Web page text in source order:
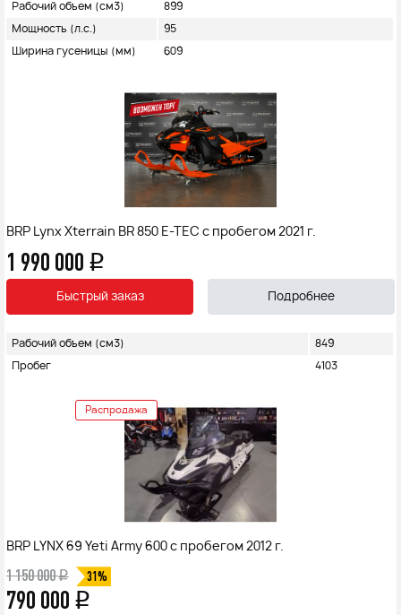
Рабочий объем (см3) 899
Мощность (л.с.) 95
Ширина гусеницы (мм) 609
BRP Lynx Xterrain BR 850 E-TEC с пробегом 2021 г.
1 990 000 q
Быстрый заказ Подробнее
Рабочий объем (см3) 849
Пробег 4103
Распродажа
BRP LYNX 69 Yeti Army 600 с пробегом 2012 г.
1 150 000q 31%
790 000 q